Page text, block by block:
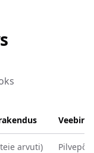
arvuti)